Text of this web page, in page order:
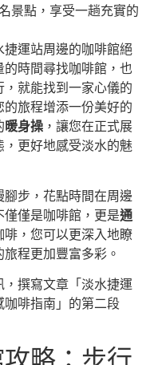
景點，享受一趟充實的
運站周邊的咖啡館絕
的時間尋找咖啡館，也
就能找到一家心儀的
旅程增添一份美好的
暖身操 ，讓您在正式展
，更好地感受淡水的魅
步，花點時間在周邊
僅是咖啡館，更是通
啡，您可以更深入地瞭
程更加豐富多彩。
撰寫文章「淡水捷運
咖啡指南」的第二段